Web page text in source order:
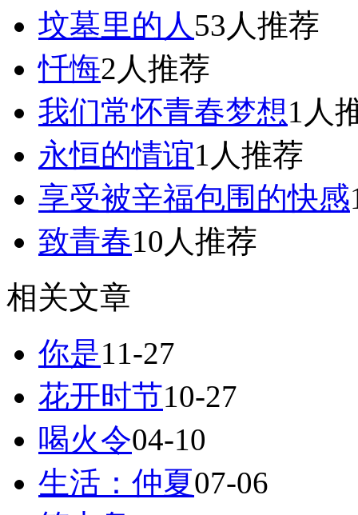
坟墓里的人 53人推荐
忏悔2人推荐
我们常怀青春梦想1人
永恒的情谊1人推荐
享受被辛福包围的快感
致青春10人推荐
相关文章
你是11-27
花开时节10-27
喝火令04-10
生活：仲夏07-06